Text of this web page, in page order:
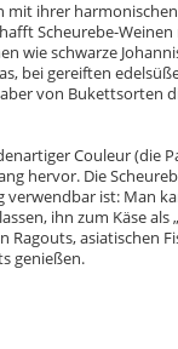
mit ihrer
Scheurebe-
wie schwarze
bei gereiften
von Bukettsorten
Couleur (die
hervor. Die
ist: Man
ihn zum Käse als
asiatischen
genießen.